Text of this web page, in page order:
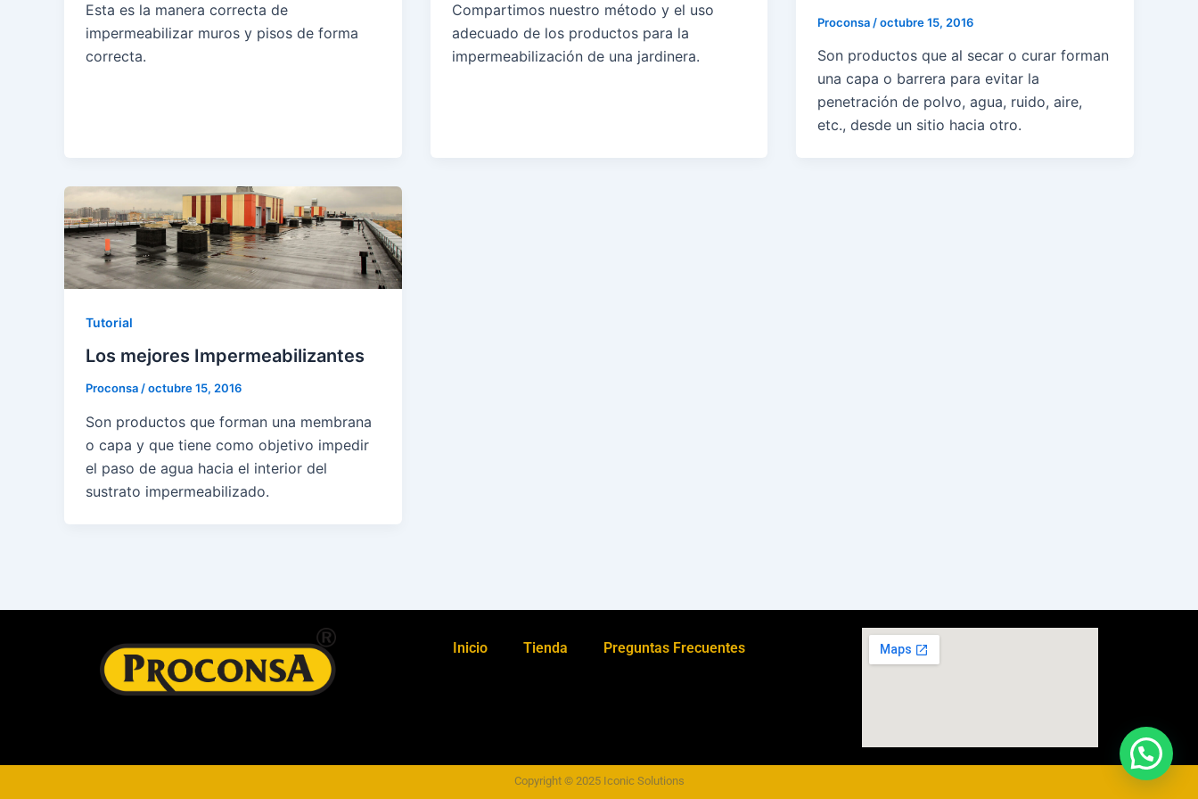
Esta es la manera correcta de
impermeabilizar muros y pisos de forma
correcta.
Compartimos nuestro método y el uso
adecuado de los productos para la
impermeabilización de una jardinera.
Proconsa /octubre 15, 2016
Son productos que al secar o curar forman
una capa o barrera para evitar la
penetración de polvo, agua, ruido, aire,
etc., desde un sitio hacia otro.
Tutorial
Los mejores Impermeabilizantes
Proconsa/octubre 15, 2016
Son productos que forman una membrana
o capa y que tiene como objetivo impedir
el paso de agua hacia el interior del
sustrato impermeabilizado.
Inicio Tienda Preguntas Frecuentes
Copyright © 2025 Iconic Solutions